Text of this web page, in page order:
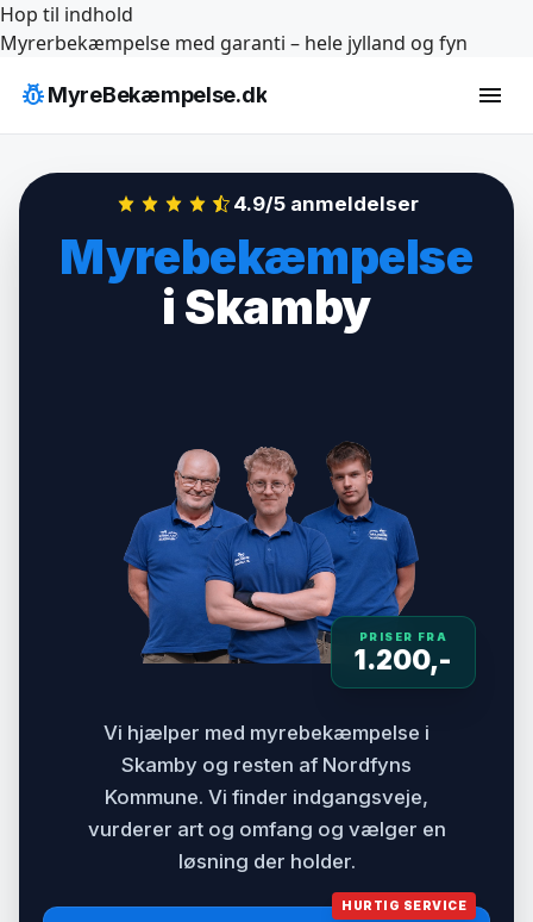
Hop til indhold
Myrerbekæmpelse med garanti – hele jylland og fyn
pest_controlMyreBekæmpelse.dk menu
4.9/5 anmeldelser
Myrebekæmpelse
i Skamby
PRISER FRA
1.200,-
Vi hjælper med myrebekæmpelse i
Skamby og resten af Nordfyns
Kommune. Vi finder indgangsveje,
vurderer art og omfang og vælger en
løsning der holder.
HURTIG SERVICE